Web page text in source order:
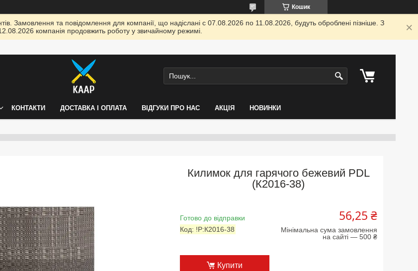
Кошик
Замовлення та повідомлення для компанії, що надіслані с 07.08.2026 по 11.08.2026, будуть оброблені пізніше. З
компанія продовжить роботу у звичайному режимі.
КОНТАКТИ ДОСТАВКА І ОПЛАТА ВІДГУКИ ПРО НАС АКЦІЯ НОВИНКИ
Килимок для гарячого бежевий PDL
(К2016-38)
Готово до відправки
Код: !P:К2016-38
56,25 ₴
Мінімальна сума замовлення
на сайті — 500 ₴
Купити